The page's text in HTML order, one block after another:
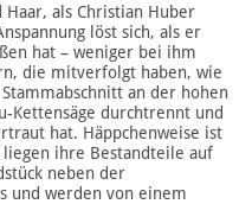
als Christian Huber
löst sich, als er
hat – weniger bei ihm
die mitverfolgt haben, wie
an der hohen
durchtrennt und
hat. Häppchenweise ist
ihre Bestandteile auf
neben der
und werden von einem